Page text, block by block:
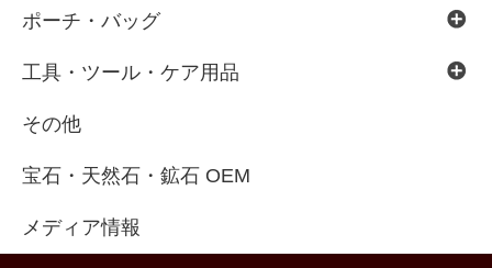
ポーチ・バッグ
工具・ツール・ケア用品
その他
宝石・天然石・鉱石 OEM
メディア情報